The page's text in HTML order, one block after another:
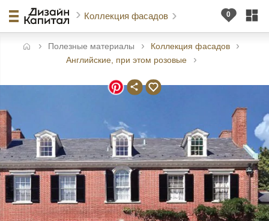
Коллекция фасадов
Полезные материалы
Коллекция фасадов
Английские, при этом розовые